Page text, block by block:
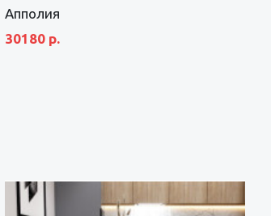
Апполия
30180 р.